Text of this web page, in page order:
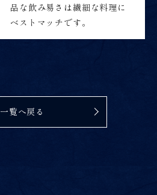
品な飲み易さは繊細な料理に
ベストマッチです。
一覧へ戻る